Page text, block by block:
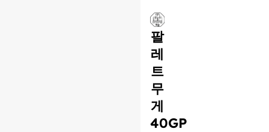
팔
레
트
무
게
40GP